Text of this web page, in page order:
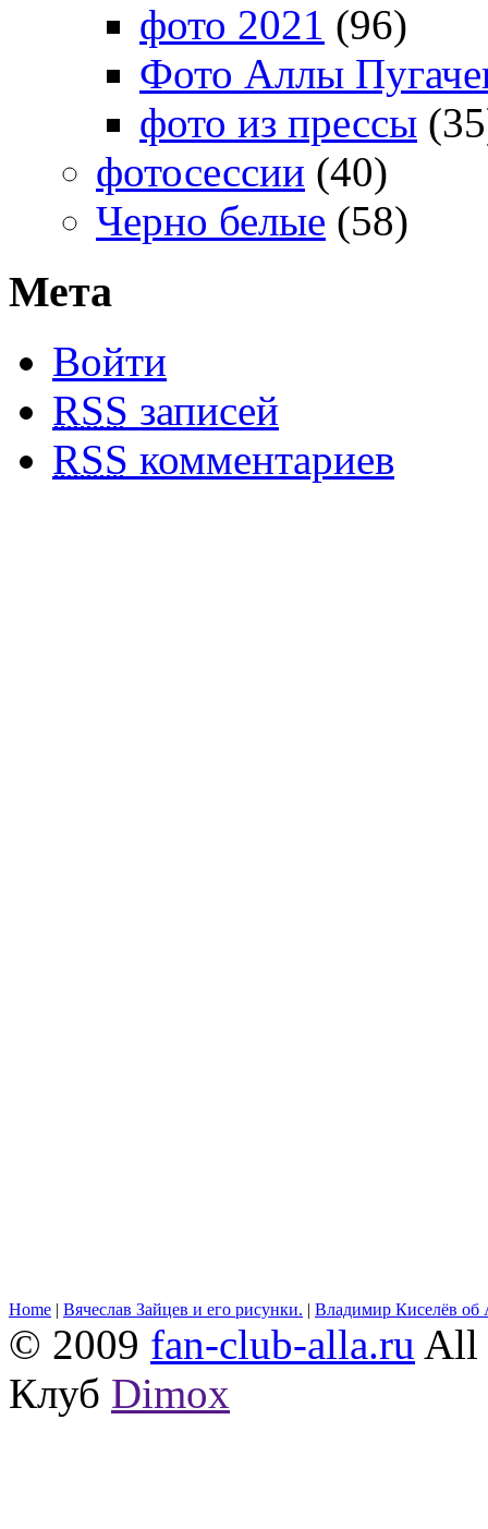
фото 2021 (96)
Фото Аллы
фото из прессы
фотосессии (40)
Черно белые (58)
Мета
Войти
RSS записей
RSS комментариев
Home | Вячеслав Зайцев и его рисунки. | Владимир Киселёв об
© 2009 fan-club-alla.ru All
Клуб Dimox